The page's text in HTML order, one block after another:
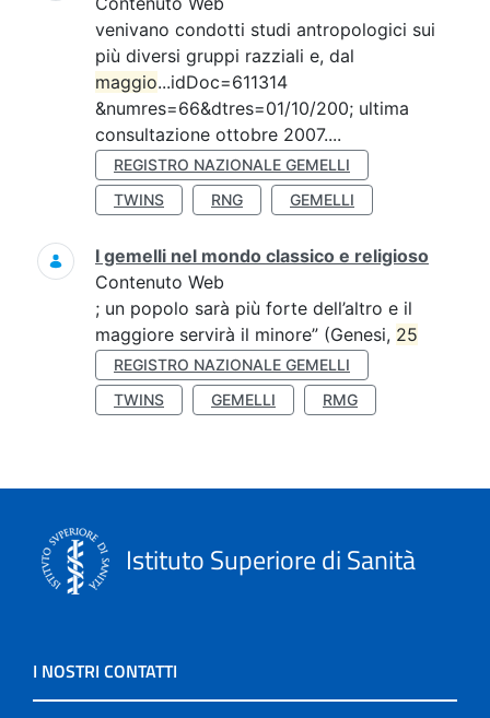
venivano condotti studi antropologici sui
più diversi gruppi razziali e, dal
maggio...idDoc=611314
&numres=66&dtres=01/10/200; ultima
consultazione ottobre 2007....
REGISTRO NAZIONALE GEMELLI
TWINS
RNG GEMELLI
I gemelli nel mondo classico e religioso
Contenuto Web
; un popolo sarà più forte dell’altro e il
maggiore servirà il minore” (Genesi, 25
REGISTRO NAZIONALE GEMELLI
TWINS
GEMELLI RMG
Istituto Superiore di Sanità
I NOSTRI CONTATTI